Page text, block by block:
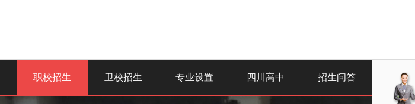
职校招生 卫校招生 专业设置 四川高中 招生问答